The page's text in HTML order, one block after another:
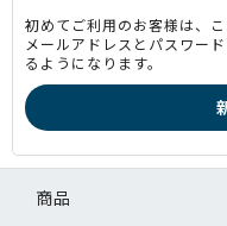
初めてご利用のお客様は、
メールアドレスとパスワー
るようになります。
商品